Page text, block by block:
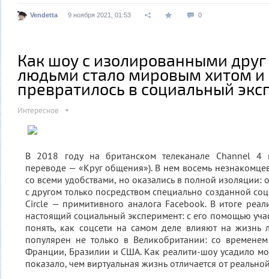
Vendetta 9 ноября 2021, 01:53 0
Как шоу с изолированными друг
людьми стало мировым хитом и
превратилось в социальный
Интересное
В 2018 году на британском телеканале Channel 4
переводе — «Круг общения»). В нем восемь
со всеми удобствами, но оказались в полной изоляции:
с другом только посредством специально созданной
Circle — примитивного аналога Facebook. В итоге
настоящий социальный эксперимент: с его помощью
понять, как соцсети на самом деле влияют на жизнь
популярен не только в Великобритании: со
Франции, Бразилии и США. Как реалити-шоу усадило
показало, чем виртуальная жизнь отличается от